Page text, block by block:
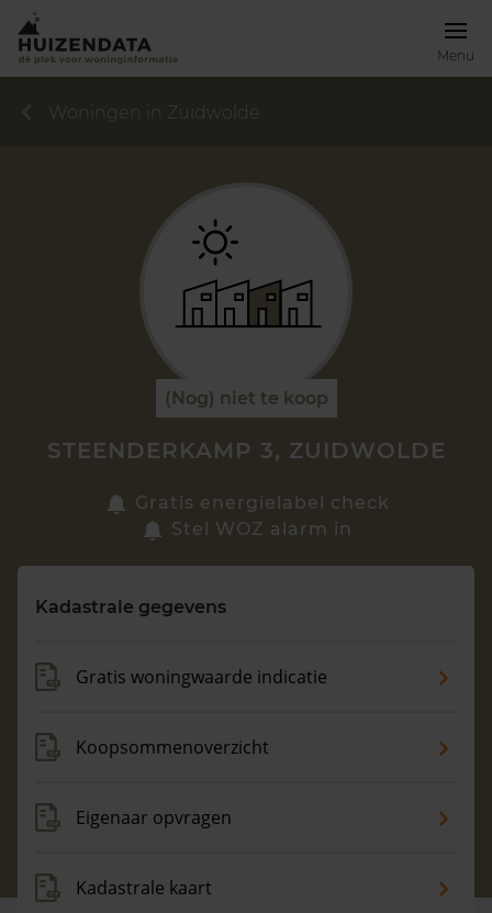
Menu
Zoek een woning
Maandag t/m vrijdag - 08:00 -18:00
Woningen in Zuidwolde
(Nog) niet te koop
STEENDERKAMP 3, ZUIDWOLDE
Gratis energielabel check
Stel WOZ alarm in
Kadastrale gegevens
Gratis woningwaarde indicatie
Koopsommenoverzicht
Eigenaar opvragen
Kadastrale kaart